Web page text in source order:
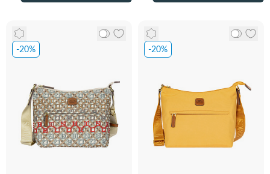
-20% -20%